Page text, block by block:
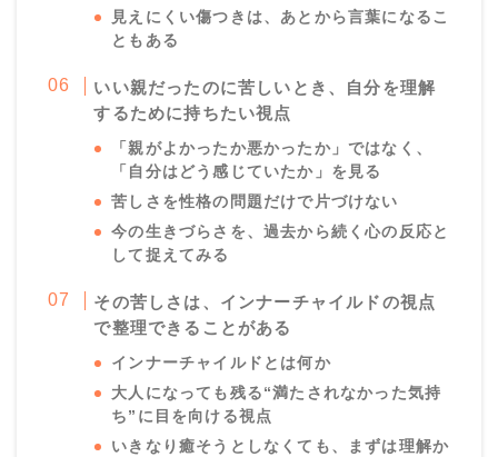
見えにくい傷つきは、あとから言葉になるこ
ともある
いい親だったのに苦しいとき、自分を理解
するために持ちたい視点
「親がよかったか悪かったか」ではなく、
「自分はどう感じていたか」を見る
苦しさを性格の問題だけで片づけない
今の生きづらさを、過去から続く心の反応と
して捉えてみる
その苦しさは、インナーチャイルドの視点
で整理できることがある
インナーチャイルドとは何か
大人になっても残る“満たされなかった気持
ち”に目を向ける視点
いきなり癒そうとしなくても、まずは理解か